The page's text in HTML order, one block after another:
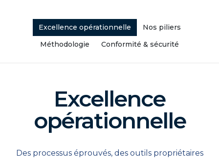
Excellence opérationnelle
Nos piliers
Méthodologie
Conformité & sécurité
Excellence
opérationnelle
Des processus éprouvés, des outils propriétaires